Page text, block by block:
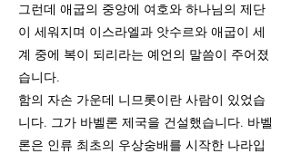
그런데 애굽의 중앙에 여호와 하나님의 제단
이 세워지며 이스라엘과 앗수르와 애굽이 세
계 중에 복이 되리라는 예언의 말씀이 주어졌
습니다.
함의 자손 가운데 니므롯이란 사람이 있었습
니다. 그가 바벨론 제국을 건설했습니다. 바벨
론은 인류 최초의 우상숭배를 시작한 나라입